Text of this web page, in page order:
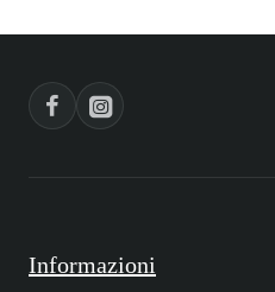
Informazioni